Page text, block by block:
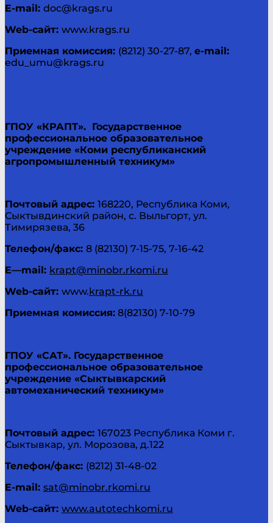
E-mail: doc@krags.ru
Web-сайт: www.krags.ru
Приемная комиссия: (8212) 30-27-87, e-mail:
edu_umu@krags.ru
ГПОУ «КРАПТ». Государственное
профессиональное образовательное
учреждение «Коми республиканский
агропромышленный техникум»
Почтовый адрес: 168220, Республика Коми,
Сыктывдинский район, с. Выльгорт, ул.
Тимирязева, 36
Телефон/факс: 8 (82130) 7-15-75, 7-16-42
E—mail: krapt@minobr.rkomi.ru
Web-сайт: www.krapt-rk.ru
Приемная комиссия: 8(82130) 7-10-79
ГПОУ «САТ». Государственное
профессиональное образовательное
учреждение «Сыктывкарский
автомеханический техникум»
Почтовый адрес: 167023 Республика Коми г.
Сыктывкар, ул. Морозова, д.122
Телефон/факс: (8212) 31-48-02
E-mail: sat@minobr.rkomi.ru
Web-сайт: www.autotechkomi.ru